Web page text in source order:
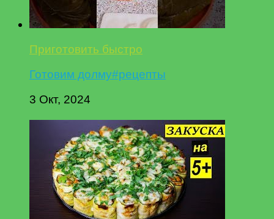
Приготовить быстро
Готовим долму#рецепты
3 Окт, 2024